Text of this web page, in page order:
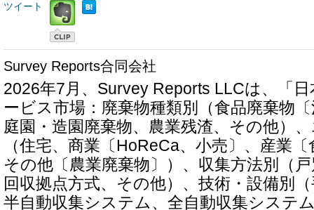
ツイート
Survey Reports合同会社
2026年7月、Survey Reports LLCは、「
ービス市場：廃棄物種類別（食品廃棄物
庭園・造園廃棄物、農業残渣、その他）
（住宅、商業〔HoReCa、小売〕、産業
その他〔農業廃棄物〕）、収集方法別（
回収拠点方式、その他）、技術・設備別
半自動収集システム、全自動収集システ